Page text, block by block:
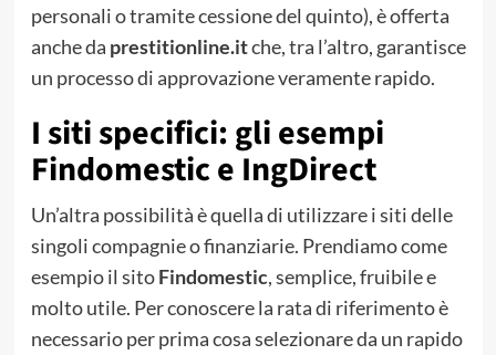
personali o tramite cessione del quinto), è offerta
anche da prestitionline.itche, tra l’altro, garantisce
un processo di approvazione veramente rapido.
I siti specifici: gli esempi
Findomestic e IngDirect
Un’altra possibilità è quella di utilizzare i siti delle
singoli compagnie o finanziarie. Prendiamo come
esempio il sitoFindomestic, semplice, fruibile e
molto utile. Per conoscere la rata di riferimento è
necessario per prima cosa selezionare da un rapido